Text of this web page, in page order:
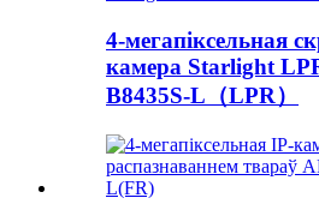
4-мегапіксельная
камера Starlight
B8435S-L（LPR）